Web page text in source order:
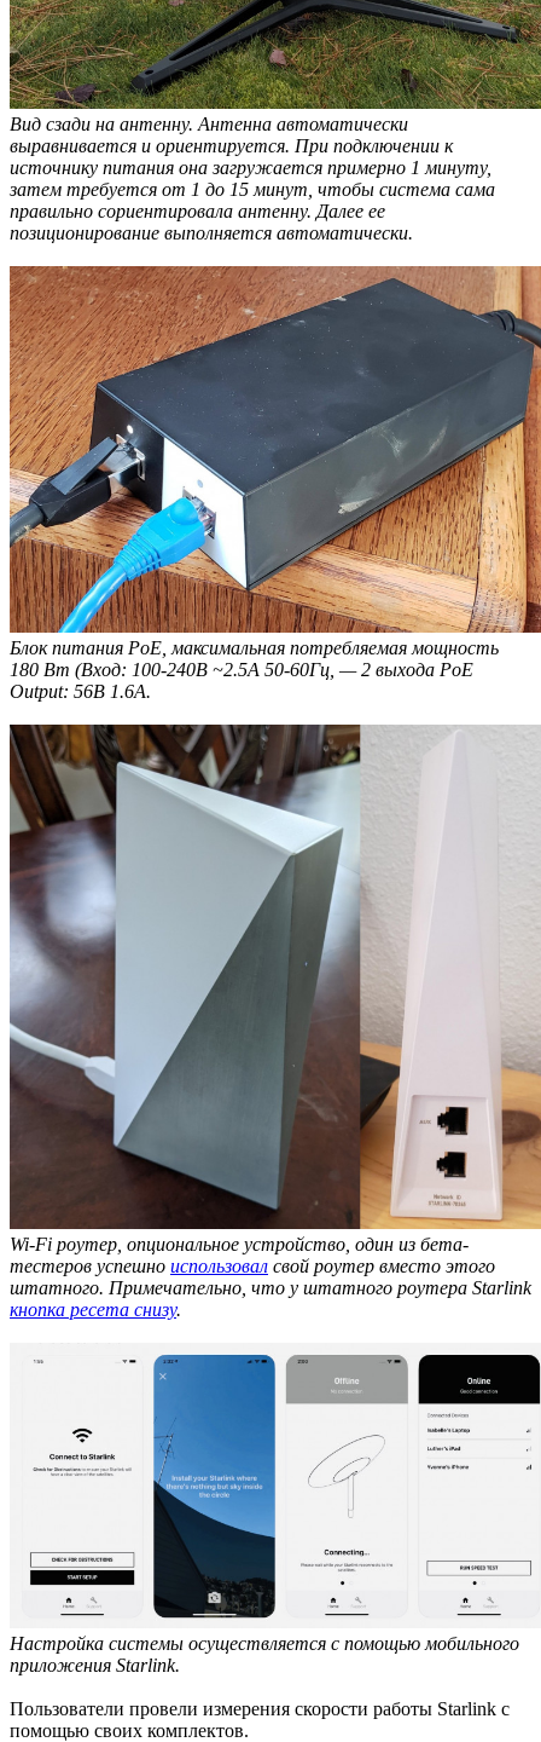
Вид сзади на антенну. Антенна автоматически
выравнивается и ориентируется. При подключении к
источнику питания она загружается примерно 1 минуту,
затем требуется от 1 до 15 минут, чтобы система сама
правильно сориентировала антенну. Далее ее
позиционирование выполняется автоматически.
Блок питания PoE, максимальная потребляемая мощность
180 Вт (Вход: 100-240В ~2.5A 50-60Гц, — 2 выхода PoE
Output: 56В 1.6A.
Wi-Fi роутер, опциональное устройство, один из бета-
тестеров успешно использовал свой роутер вместо этого
штатного. Примечательно, что у штатного роутера Starlink
кнопка ресета снизу.
Настройка системы осуществляется с помощью мобильного
приложения Starlink.
Пользователи провели измерения скорости работы Starlink с
помощью своих комплектов.